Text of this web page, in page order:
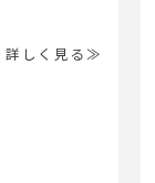
詳しく見る≫